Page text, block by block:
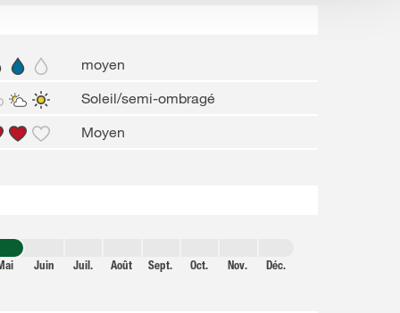
moyen
Soleil/semi-ombragé
Moyen
Juin Juil. Août Sept. Oct. Nov. Déc.